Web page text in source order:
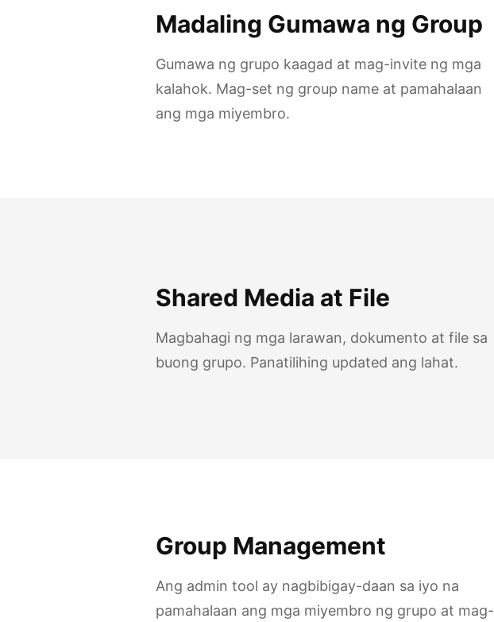
Madaling Gumawa ng Group
Gumawa ng grupo kaagad at mag-invite ng mga
kalahok. Mag-set ng group name at pamahalaan
ang mga miyembro.
Shared Media at File
Magbahagi ng mga larawan, dokumento at file sa
buong grupo. Panatilihing updated ang lahat.
Group Management
Ang admin tool ay nagbibigay-daan sa iyo na
pamahalaan ang mga miyembro ng grupo at mag-